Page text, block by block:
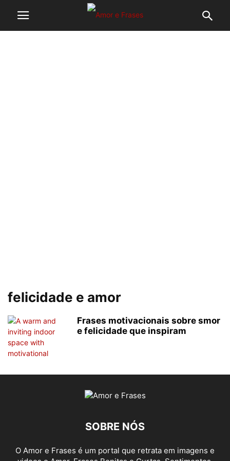
felicidade e amor
Frases motivacionais sobre smor
e felicidade que inspiram
SOBRE NÓS
O Amor e Frases é um portal que retrata em imagens e